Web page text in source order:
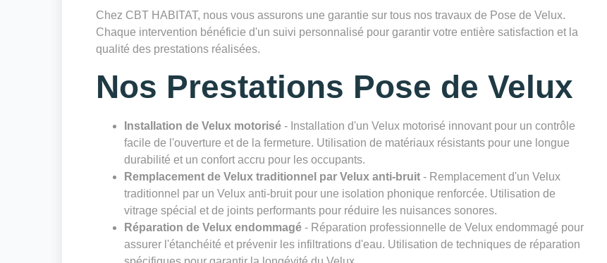
Chez CBT HABITAT, nous vous assurons une garantie sur tous nos travaux de Pose de Velux.
Chaque intervention bénéficie d'un suivi personnalisé pour garantir votre entière satisfaction et la
qualité des prestations réalisées.
Nos Prestations Pose de Velux
Installation de Velux motorisé - Installation d'un Velux motorisé innovant pour un contrôle
facile de l'ouverture et de la fermeture. Utilisation de matériaux résistants pour une longue
durabilité et un confort accru pour les occupants.
Remplacement de Velux traditionnel par Velux anti-bruit - Remplacement d'un Velux
traditionnel par un Velux anti-bruit pour une isolation phonique renforcée. Utilisation de
vitrage spécial et de joints performants pour réduire les nuisances sonores.
Réparation de Velux endommagé - Réparation professionnelle de Velux endommagé pour
assurer l'étanchéité et prévenir les infiltrations d'eau. Utilisation de techniques de réparation